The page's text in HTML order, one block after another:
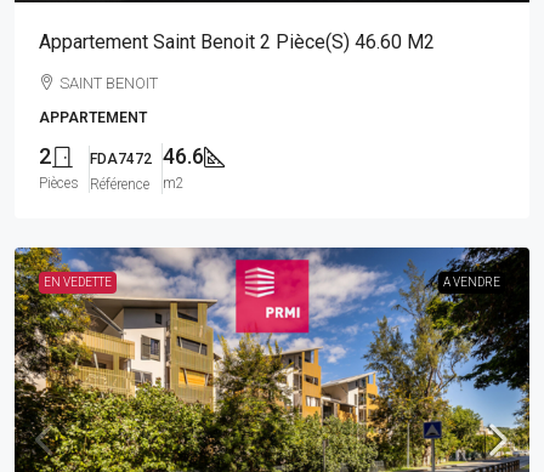
Appartement Saint Benoit 2 Pièce(s) 46.60 M2
SAINT BENOIT
APPARTEMENT
2
Pièces
FDA7472
Référence
46.6
m2
EN VEDETTE A VENDRE